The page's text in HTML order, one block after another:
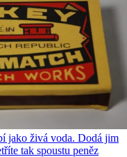
jako živá voda. Dodá jim
tak spoustu peněz